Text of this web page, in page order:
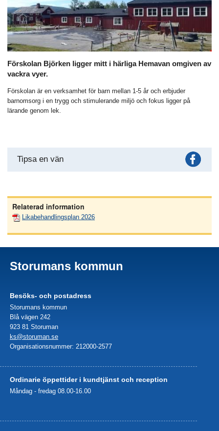
Förskolan Björken ligger mitt i härliga Hemavan omgiven av
vackra vyer.
Förskolan är en verksamhet för barn mellan 1-5 år och erbjuder
barnomsorg i en trygg och stimulerande miljö och fokus ligger på
lärande genom lek.
Tipsa en vän
Relaterad information
Likabehandlingsplan 2026
Storumans kommun
Besöks- och postadress
Storumans kommun
Blå vägen 242
923 81 Storuman
ks@storuman.se
Organisationsnummer: 212000-2577
Ordinarie öppettider i kundtjänst och reception
Måndag - fredag 08.00-16.00